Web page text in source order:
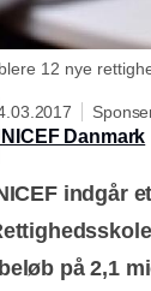
12 nye
Danmark
indgår
på 2,1